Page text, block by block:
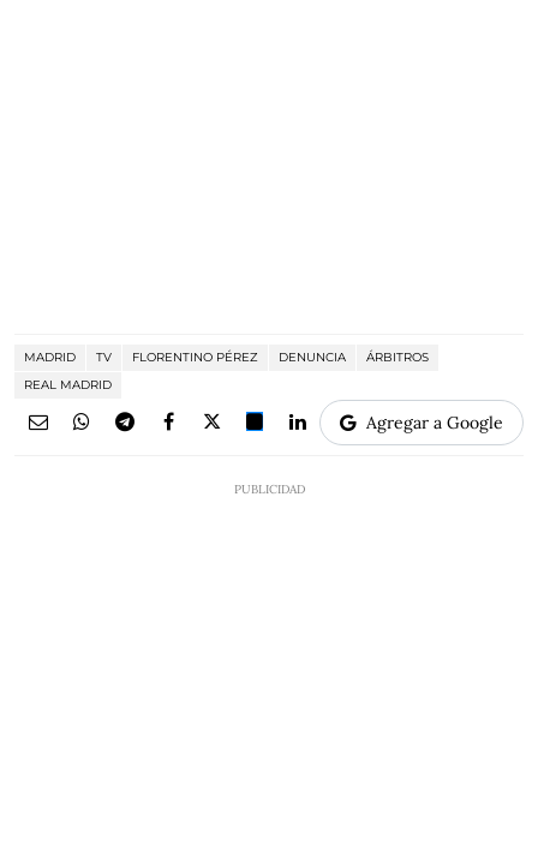
MADRID TV FLORENTINO PÉREZ DENUNCIA
ÁRBITROS
REAL MADRID
Agregar a Google